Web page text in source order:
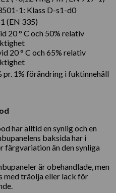
1: Klass D-s1-d0
(EN 335)
20 ° C och 50% relativ
20 ° C och 65% relativ
pr. 1% förändring i fuktinnehåll
har alltid en synlig och en
baksida har i
färgvariation än den synliga
är obehandlade, men
med träolja eller lack för